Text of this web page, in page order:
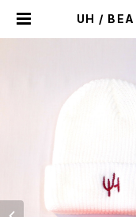
UH /